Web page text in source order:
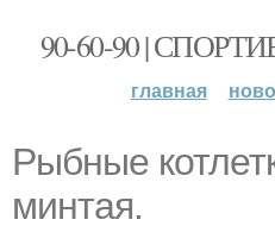
90-60-90 |
главная
Рыбные
минтая.